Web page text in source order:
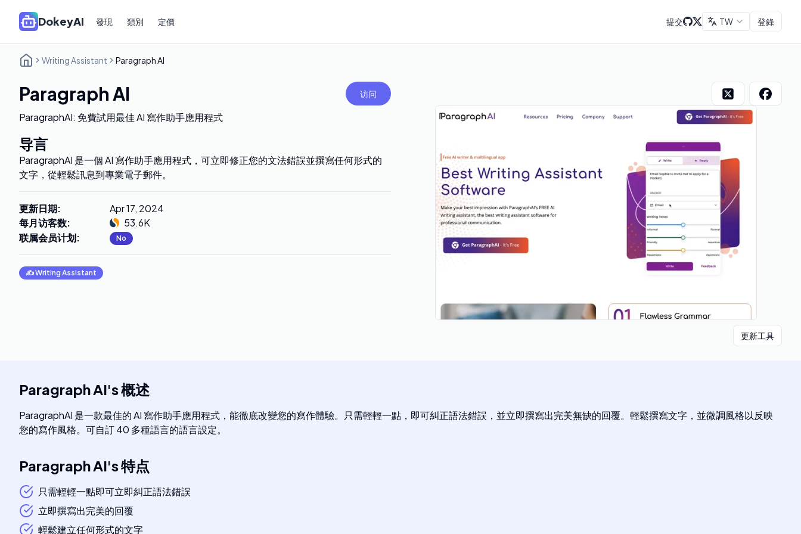
DokeyAI 發現 類別 定價 提交 TW 登錄
Writing Assistant Paragraph AI
Paragraph AI 访问
ParagraphAI: 免費試用最佳 AI 寫作助手應用程式
导言
ParagraphAI 是一個 AI 寫作助手應用程式，可立即修正您的文法錯誤並撰寫任何形式的
文字，從輕鬆訊息到專業電子郵件。
更新日期:
Apr 17, 2024
每月访客数:
53.6K
联属会员计划: No
✍️Writing Assistant
更新工具
Paragraph AI's概述
ParagraphAI 是一款最佳的 AI 寫作助手應用程式，能徹底改變您的寫作體驗。只需輕輕一點，即可糾正語法錯誤，並立即撰寫出完美無缺的回覆。輕鬆撰寫文字，並微調風格以反映
您的寫作風格。可自訂 40 多種語言的語言設定。
Paragraph AI's特点
只需輕輕一點即可立即糾正語法錯誤
立即撰寫出完美的回覆
輕鬆建立任何形式的文字